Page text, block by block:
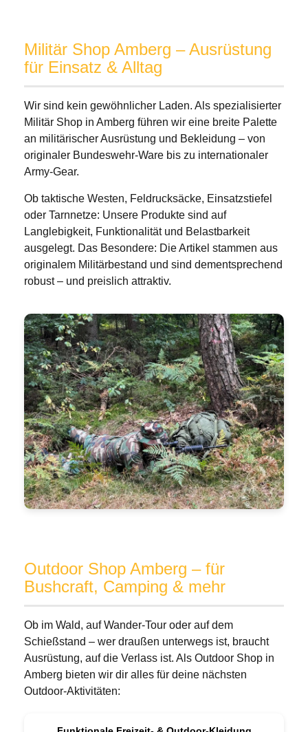
Militär Shop Amberg – Ausrüstung
für Einsatz & Alltag
Wir sind kein gewöhnlicher Laden. Als spezialisierter
Militär Shop in Amberg führen wir eine breite Palette
an militärischer Ausrüstung und Bekleidung – von
originaler Bundeswehr-Ware bis zu internationaler
Army-Gear.
Ob taktische Westen, Feldrucksäcke, Einsatzstiefel
oder Tarnnetze: Unsere Produkte sind auf
Langlebigkeit, Funktionalität und Belastbarkeit
ausgelegt. Das Besondere: Die Artikel stammen aus
originalem Militärbestand und sind dementsprechend
robust – und preislich attraktiv.
Outdoor Shop Amberg – für
Bushcraft, Camping & mehr
Ob im Wald, auf Wander-Tour oder auf dem
Schießstand – wer draußen unterwegs ist, braucht
Ausrüstung, auf die Verlass ist. Als Outdoor Shop in
Amberg bieten wir dir alles für deine nächsten
Outdoor-Aktivitäten: